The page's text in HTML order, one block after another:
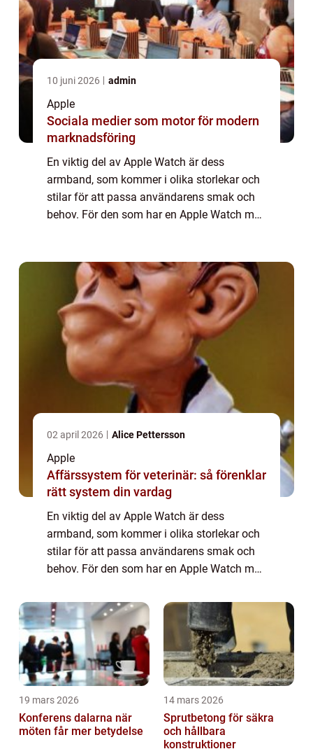
10 juni 2026 admin
Apple
Sociala medier som motor för modern
marknadsföring
En viktig del av Apple Watch är dess
armband, som kommer i olika storlekar och
stilar för att passa användarens smak och
behov. För den som har en Apple Watch med
02 april 2026 Alice Pettersson
Apple
Affärssystem för veterinär: så förenklar
rätt system din vardag
En viktig del av Apple Watch är dess
armband, som kommer i olika storlekar och
stilar för att passa användarens smak och
behov. För den som har en Apple Watch med
utbud av armband att välja mellan. I denna
arti...
19 mars 2026
Konferens dalarna när
möten får mer betydelse
14 mars 2026
Sprutbetong för säkra
och hållbara
konstruktioner